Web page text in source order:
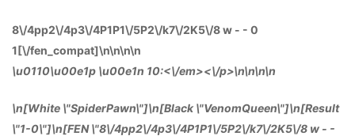
8\/4pp2\/4p3\/4P1P1\/5P2\/k7\/2K5\/8 w - - 0
1[\/fen_compat]\n\n\n\n
\u0110\u00e1p \u00e1n 10:<\/em><\/p>\n\n\n\n
\n[White \"SpiderPawn\"]\n[Black \"VenomQueen\"]\n[Result
\"1-0\"]\n[FEN \"8\/4pp2\/4p3\/4P1P1\/5P2\/k7\/2K5\/8 w - -